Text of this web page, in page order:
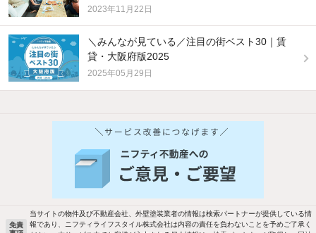
2023年11月22日
＼みんなが見ている／注目の街ベスト30｜賃
貸・大阪府版2025
2025年05月29日
他の人はこんな条件で絞り込んでいます！
バス・トイレ別 2階以上
駐車場あり ペット相談
免責
当サイトの物件及び不動産会社、外壁塗装業者の情報は検索パートナーが提供している情
報であり、ニフティライフスタイル株式会社は内容の責任を負わないことを予めご了承く